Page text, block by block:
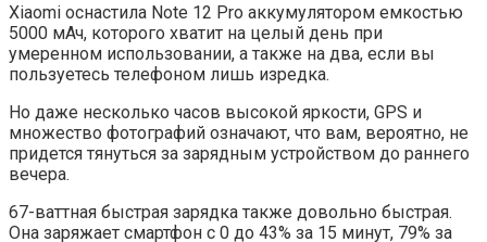
Xiaomi оснастила Note 12 Pro аккумулятором емкостью
5000 мАч, которого хватит на целый день при
умеренном использовании, а также на два, если вы
пользуетесь телефоном лишь изредка.
Но даже несколько часов высокой яркости, GPS и
множество фотографий означают, что вам, вероятно, не
придется тянуться за зарядным устройством до раннего
вечера.
67-ваттная быстрая зарядка также довольно быстрая.
Она заряжает смартфон с 0 до 43% за 15 минут, 79% за